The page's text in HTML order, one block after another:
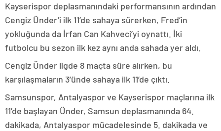
Kayserispor deplasmanındaki performansının ardından
Cengiz Ünder’i ilk 11’de sahaya sürerken, Fred’in
yokluğunda da İrfan Can Kahveci’yi oynattı. İki
futbolcu bu sezon ilk kez aynı anda sahada yer aldı.
Cengiz Ünder ligde 8 maçta süre alırken, bu
karşılaşmaların 3’ünde sahaya ilk 11’de çıktı.
Samsunspor, Antalyaspor ve Kayserispor maçlarına ilk
11’de başlayan Ünder, Samsun deplasmanında 64.
dakikada, Antalyaspor mücadelesinde 5. dakikada ve